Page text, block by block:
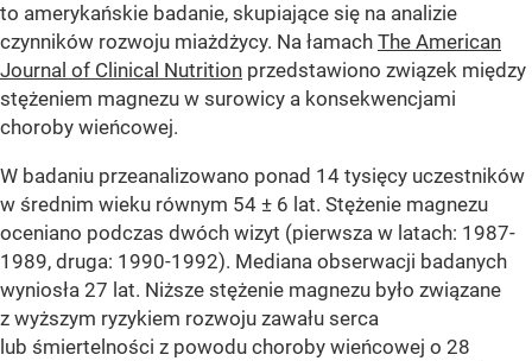
to amerykańskie badanie, skupiające się na analizie
czynników rozwoju miażdżycy. Na łamach The American
Journal of Clinical Nutrition przedstawiono związek między
stężeniem magnezu w surowicy a konsekwencjami
choroby wieńcowej.
W badaniu przeanalizowano ponad 14 tysięcy uczestników
w średnim wieku równym 54 ± 6 lat. Stężenie magnezu
oceniano podczas dwóch wizyt (pierwsza w latach: 1987-
1989, druga: 1990-1992). Mediana obserwacji badanych
wyniosła 27 lat. Niższe stężenie magnezu było związane
z wyższym ryzykiem rozwoju zawału serca
lub śmiertelności z powodu choroby wieńcowej o 28